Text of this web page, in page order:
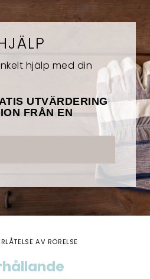
hjälp med din
UTVÄRDERING
FRÅN EN
AV RÖRELSE